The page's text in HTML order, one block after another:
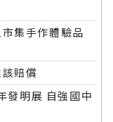
集手作體驗品
賠償
發明展 自強國中